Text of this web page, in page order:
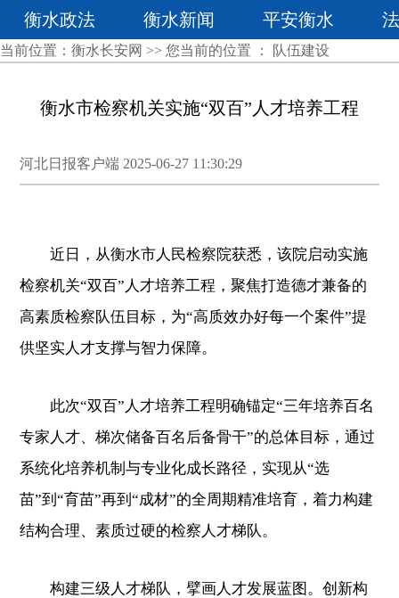
衡水政法 衡水新闻 平安衡水
当前位置： 衡水长安网 >> 您当前的位置 ： 队伍建设
衡水市检察机关实施“双百”人才培养工程
河北日报客户端 2025-06-27 11:30:29
近日，从衡水市人民检察院获悉，该院启动实施
检察机关“双百”人才培养工程，聚焦打造德才兼备的
高素质检察队伍目标，为“高质效办好每一个案件”提
供坚实人才支撑与智力保障。
此次“双百”人才培养工程明确锚定“三年培养百名
专家人才、梯次储备百名后备骨干”的总体目标，通过
系统化培养机制与专业化成长路径，实现从“选
苗”到“育苗”再到“成材”的全周期精准培育，着力构建
结构合理、素质过硬的检察人才梯队。
构建三级人才梯队，擘画人才发展蓝图。创新构